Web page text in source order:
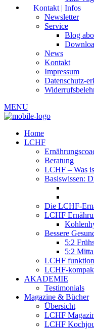
Kontakt | Infos
Newsletter
Service
Blog
News
Kontakt
Impressum
Datenschutz-
MENU
Home
LCHF
Beratung
LCHF – Was
Basiswissen:
Die LCHF-
LCHF
Bessere
5:2
5:2
LCHF
LCHF-
AKADEMIE
Testimonials
Magazine & Bücher
Übersicht
LCHF
LCHF